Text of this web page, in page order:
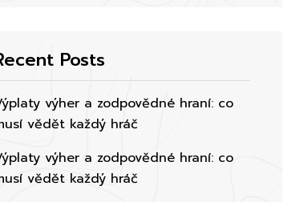
Posts
výher a zodpovědné hraní: co
vědět každý hráč
výher a zodpovědné hraní: co
vědět každý hráč